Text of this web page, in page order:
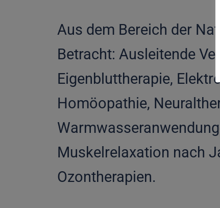
Aus dem Bereich der
Betracht: Ausleitende
Eigenbluttherapie,
Homöopathie,
Muskelrelaxation nach
Ozontherapien.